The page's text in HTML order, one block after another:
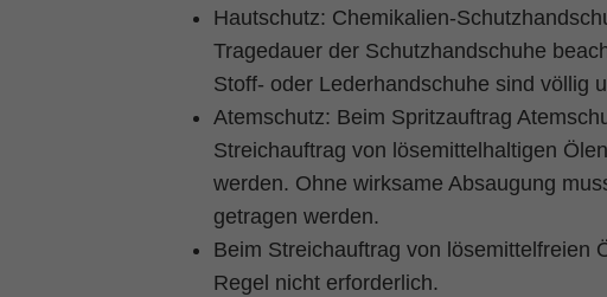
Hautschutz: Chemikalien-
Tragedauer der Schutzhandschuhe
Stoff- oder Lederhandschuhe sind völlig
Atemschutz: Beim Spritzauftrag
Streichauftrag von lösemittelhaltigen
werden. Ohne wirksame Absaugung
getragen werden.
Beim Streichauftrag von lösemittelfreien
Regel nicht erforderlich.